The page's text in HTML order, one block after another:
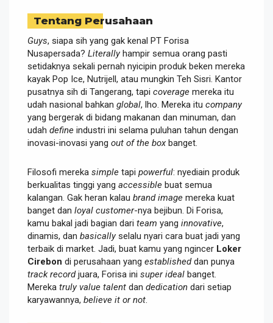
Tentang Perusahaan
Guys, siapa sih yang gak kenal PT Forisa
Nusapersada? Literallyhampir semua orang pasti
setidaknya sekali pernah nyicipin produk beken mereka
kayak Pop Ice, Nutrijell, atau mungkin Teh Sisri. Kantor
pusatnya sih di Tangerang, tapi coverage mereka itu
udah nasional bahkan global, lho. Mereka itu company
yang bergerak di bidang makanan dan minuman, dan
udah define industri ini selama puluhan tahun dengan
inovasi-inovasi yang out of the boxbanget.
Filosofi mereka simple tapi powerful: nyediain produk
berkualitas tinggi yang accessible buat semua
kalangan. Gak heran kalau brand image mereka kuat
banget dan loyal customer-nya bejibun. Di Forisa,
kamu bakal jadi bagian dari team yang innovative,
dinamis, dan basicallyselalu nyari cara buat jadi yang
terbaik di market. Jadi, buat kamu yang ngincer Loker
Cirebon di perusahaan yang establisheddan punya
track recordjuara, Forisa ini super ideal banget.
Mereka truly value talent dan dedication dari setiap
karyawannya, believe it or not